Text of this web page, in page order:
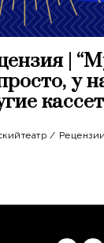
|
у
/ Рецензии